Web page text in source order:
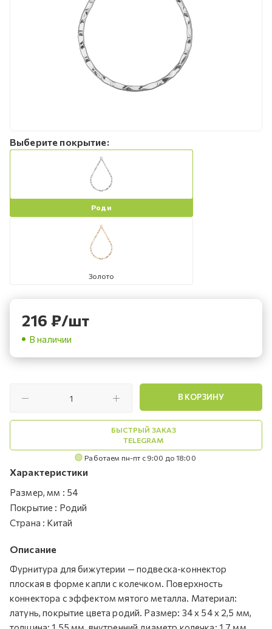
Выберите покрытие:
Роди
Золото
216 ₽/шт
В наличии
В КОРЗИНУ
БЫСТРЫЙ ЗАКАЗ
TELEGRAM
Работаем пн-пт с 9:00 до 18:00
Характеристики
Размер, мм : 54
Покрытие : Родий
Страна : Китай
Описание
Фурнитура для бижутерии — подвеска-коннектор
плоская в форме капли с колечком. Поверхность
коннектора с эффектом мятого металла. Материал:
латунь, покрытие цвета родий. Размер: 34 х 54 х 2,5 мм,